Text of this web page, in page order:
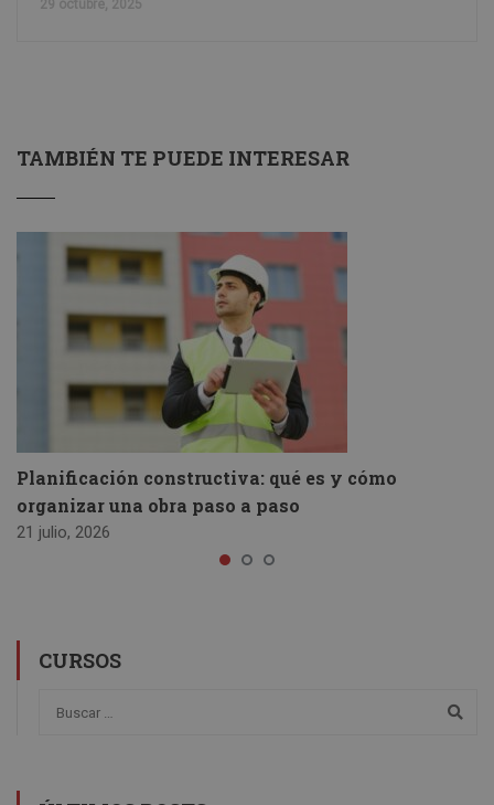
29 octubre, 2025
TAMBIÉN TE PUEDE INTERESAR
Planificación constructiva: qué es y cómo
organizar una obra paso a paso
21 julio, 2026
CURSOS